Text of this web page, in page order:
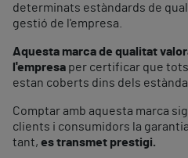
determinats estàndards de
gestió de l'empresa.
Aquesta marca de qualitat
l'empresa per certificar que
estan coberts dins dels
Comptar amb aquesta marca
clients i consumidors la
tant, es transmet prestigi.